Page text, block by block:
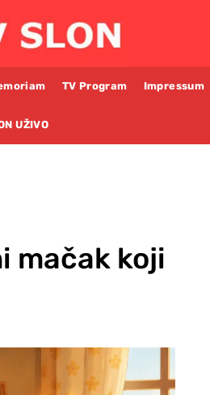
TV Program Impressum
UŽIVO
mačak koji